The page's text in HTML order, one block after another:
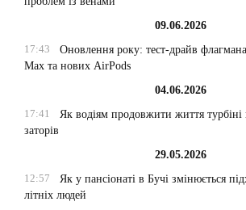
09.06.2026
17:43
Оновлення року: тест-драйв
Max та нових AirPods
04.06.2026
17:41
Як водіям продовжити життя турбіні
заторів
29.05.2026
12:57
Як у пансіонаті в Бучі змінюється
літніх людей